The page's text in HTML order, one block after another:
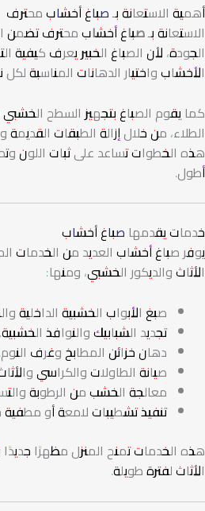
أهمية الاستعانة بـصباغ أخشابمحترف
الاستعانة بـصباغ أخشابمحترف تضمن
الجودة، لأن الصباغ الخبير يعرف كيفية
الأخشاب واختيار الدهانات المناسبة لكل
كما يقوم الصباغ بتجهيز السطح
الطلاء، من خلال إزالة الطبقات
هذه الخطوات تساعد على ثبات اللون
أطول.
خدمات يقدمها صباغ أخشاب
يوفر صباغ أخشاب العديد من الخدمات
الأثاث والديكور الخشبي، ومنها:
صبغ الأبواب الخشبية الداخلية
تجديد الشبابيك والنوافذ الخشبية.
دهان خزائن المطابخ وغرف النوم.
صيانة الطاولات والكراسي
معالجة الخشب من الرطوبة
تنفيذ تشطيبات لامعة أو
هذه الخدمات تمنح المنزل مظهرًا
الأثاث لفترة طويلة.